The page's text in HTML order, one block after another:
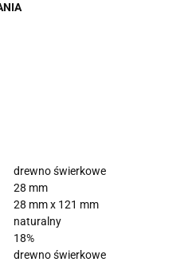
drewno świerkowe
28 mm
28 mm x 121 mm
naturalny
18%
drewno świerkowe